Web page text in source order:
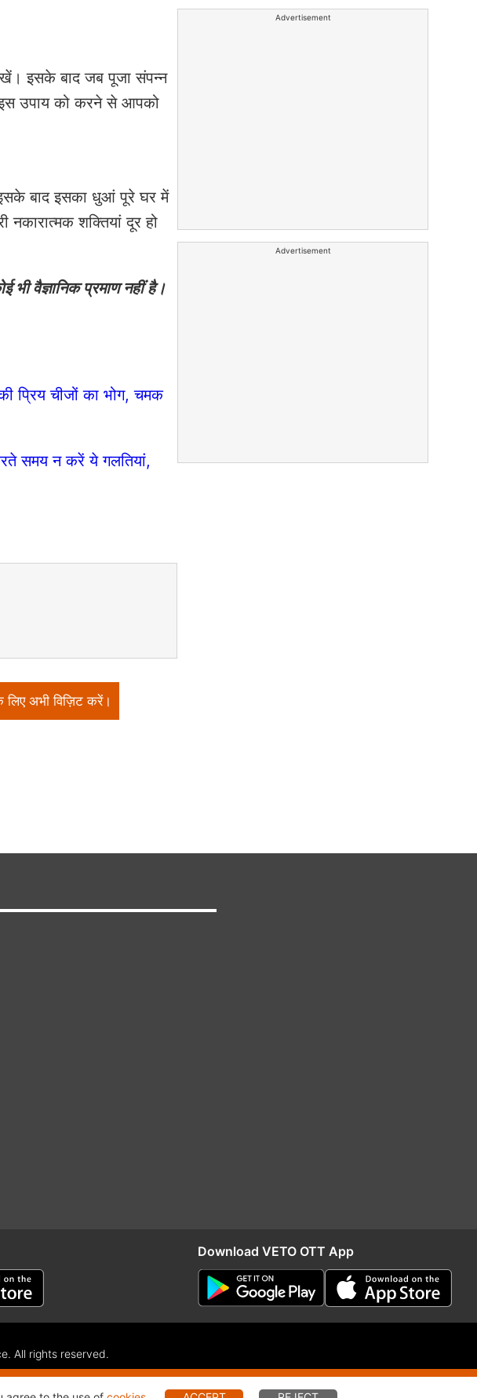
इसके बाद जब पूजा संपन्न
उपाय को करने से आपको
बाद इसका धुआं पूरे घर में
शक्तियां दूर हो
वैज्ञानिक प्रमाण नहीं है।
प्रिय चीजों का भोग, चमक
समय न करें ये गलतियां,
अभी विज़िट करें।
Advertisement
Advertisement
Download VETO OTT App
All rights reserved.
Redressal RSS RIO
Distribution